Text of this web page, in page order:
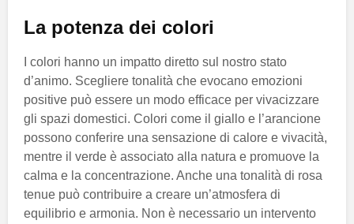
La potenza dei colori
I colori hanno un impatto diretto sul nostro stato
d’animo. Scegliere tonalità che evocano emozioni
positive può essere un modo efficace per vivacizzare
gli spazi domestici. Colori come il giallo e l’arancione
possono conferire una sensazione di calore e vivacità,
mentre il verde è associato alla natura e promuove la
calma e la concentrazione. Anche una tonalità di rosa
tenue può contribuire a creare un’atmosfera di
equilibrio e armonia. Non è necessario un intervento